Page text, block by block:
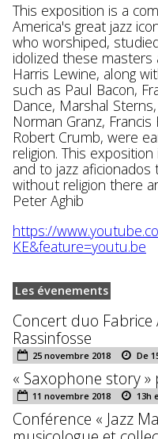
This exposition is a
America's great jazz
who worshiped,
idolized these
Harris Lewine, along
such as Paul Bacon,
Dance, Marshal
Norman Granz,
Robert Crumb, were
religion. This
and to jazz
without religion there
Peter Aghib
https://
KE&feature=youtu.be
Les évenements
Concert duo Fabrice
Rassinfosse
25 novembre 2018 De
« Saxophone story
11 novembre 2018 13h
Conférence « Jazz